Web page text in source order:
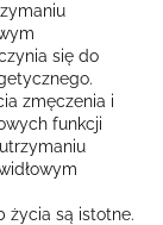
się do
zmęczenia i
funkcji
życia są istotne.